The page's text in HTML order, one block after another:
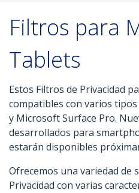
Filtros para
Tablets
Estos Filtros de Privacidad
compatibles con varios
y Microsoft Surface Pro.
desarrollados para
estarán disponibles
Ofrecemos una variedad de
Privacidad con varias